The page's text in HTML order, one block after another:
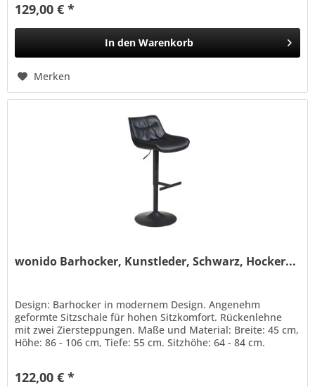
129,00 € *
In den Warenkorb
Merken
wonido Barhocker, Kunstleder, Schwarz, Hocker...
Design: Barhocker in modernem Design. Angenehm
geformte Sitzschale für hohen Sitzkomfort. Rückenlehne
mit zwei Ziersteppungen. Maße und Material: Breite: 45 cm,
Höhe: 86 - 106 cm, Tiefe: 55 cm. Sitzhöhe: 64 - 84 cm.
122,00 € *